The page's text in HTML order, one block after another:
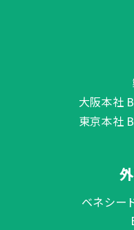
大阪本社
東京本社
ベネシー